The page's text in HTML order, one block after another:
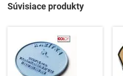
Súvisiace produkty